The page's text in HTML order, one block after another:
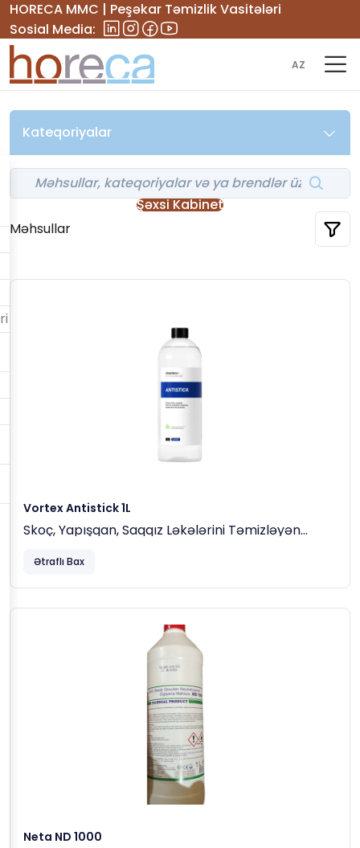
HORECA MMC | Peşəkar Təmizlik Vasitələri
Sosial Media:
AZ
Kateqoriyalar
Şəxsi Kabinet
Məhsullar
Vortex Antistick 1L
Skoç, Yapışqan, Saqqız Ləkələrini Təmizləyən
Ətraflı Bax
Neta ND 1000